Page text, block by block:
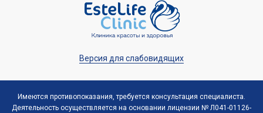
Версия для слабовидящих
Имеются противопоказания, требуется консультация специалиста.
Деятельность осуществляется на основании лицензии № Л041-01126-